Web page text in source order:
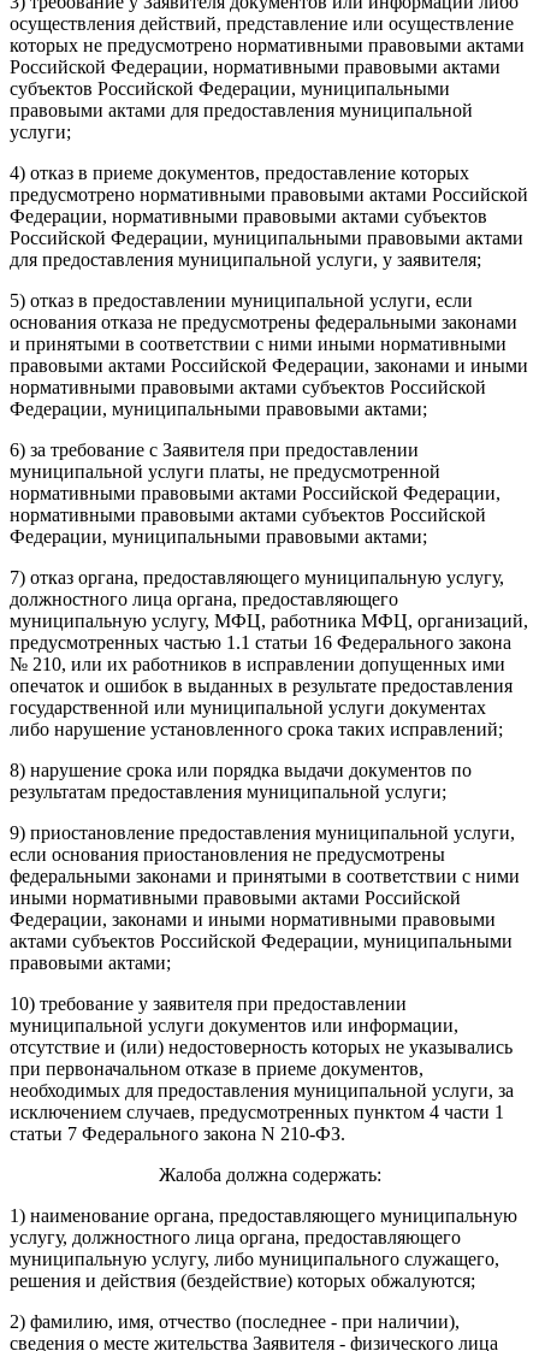
осуществления действий, представление или осуществление
которых не предусмотрено нормативными правовыми актами
Российской Федерации, нормативными правовыми актами
субъектов Российской Федерации, муниципальными
правовыми актами для предоставления муниципальной
услуги;
4) отказ в приеме документов, предоставление которых
предусмотрено нормативными правовыми актами Российской
Федерации, нормативными правовыми актами субъектов
Российской Федерации, муниципальными правовыми актами
для предоставления муниципальной услуги, у заявителя;
5) отказ в предоставлении муниципальной услуги, если
основания отказа не предусмотрены федеральными законами
и принятыми в соответствии с ними иными нормативными
правовыми актами Российской Федерации, законами и иными
нормативными правовыми актами субъектов Российской
Федерации, муниципальными правовыми актами;
6) за требование с Заявителя при предоставлении
муниципальной услуги платы, не предусмотренной
нормативными правовыми актами Российской Федерации,
нормативными правовыми актами субъектов Российской
Федерации, муниципальными правовыми актами;
7) отказ органа, предоставляющего муниципальную услугу,
должностного лица органа, предоставляющего
муниципальную услугу, МФЦ, работника МФЦ, организаций,
предусмотренных частью 1.1 статьи 16 Федерального закона
№ 210, или их работников в исправлении допущенных ими
опечаток и ошибок в выданных в результате предоставления
государственной или муниципальной услуги документах
либо нарушение установленного срока таких исправлений;
8) нарушение срока или порядка выдачи документов по
результатам предоставления муниципальной услуги;
9) приостановление предоставления муниципальной услуги,
если основания приостановления не предусмотрены
федеральными законами и принятыми в соответствии с ними
иными нормативными правовыми актами Российской
Федерации, законами и иными нормативными правовыми
актами субъектов Российской Федерации, муниципальными
правовыми актами;
10) требование у заявителя при предоставлении
муниципальной услуги документов или информации,
отсутствие и (или) недостоверность которых не указывались
при первоначальном отказе в приеме документов,
необходимых для предоставления муниципальной услуги, за
исключением случаев, предусмотренных пунктом 4 части 1
статьи 7 Федерального закона N 210-ФЗ.
Жалоба должна содержать:
1) наименование органа, предоставляющего муниципальную
услугу, должностного лица органа, предоставляющего
муниципальную услугу, либо муниципального служащего,
решения и действия (бездействие) которых обжалуются;
2) фамилию, имя, отчество (последнее - при наличии),
сведения о месте жительства Заявителя - физического лица